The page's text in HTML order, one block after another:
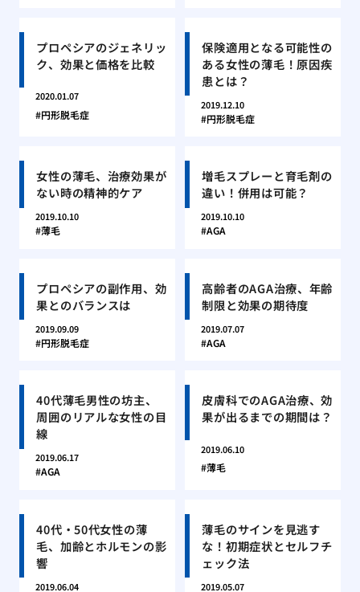
プロペシアのジェネリッ
ク、効果と価格を比較
2020.01.07
円形脱毛症
保険適用となる可能性の
ある女性の薄毛！原因疾
患とは？
2019.12.10
円形脱毛症
女性の薄毛、治療効果が
ない時の精神的ケア
2019.10.10
薄毛
増毛スプレーと育毛剤の
違い！併用は可能？
2019.10.10
AGA
プロペシアの副作用、効
果とのバランスは
2019.09.09
円形脱毛症
高齢者のAGA治療、年齢
制限と効果の期待度
2019.07.07
AGA
40代薄毛男性の坊主、
周囲のリアルな女性の目
線
2019.06.17
AGA
皮膚科でのAGA治療、効
果が出るまでの期間は？
2019.06.10
薄毛
40代・50代女性の薄
毛、加齢とホルモンの影
響
2019.06.04
薄毛のサインを見逃す
な！初期症状とセルフチ
ェック法
2019.05.07